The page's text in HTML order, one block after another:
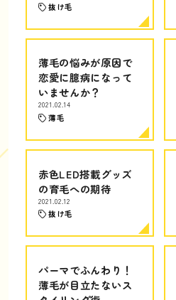
抜け毛
薄毛の悩みが原因で
恋愛に臆病になって
いませんか？
2021.02.14
薄毛
赤色LED搭載グッズ
の育毛への期待
2021.02.12
抜け毛
パーマでふんわり！
薄毛が目立たないス